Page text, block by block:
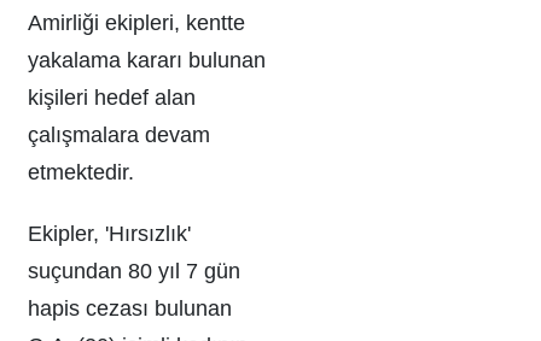
Amirliği ekipleri, kentte
yakalama kararı bulunan
kişileri hedef alan
çalışmalara devam
etmektedir.
Ekipler, 'Hırsızlık'
suçundan 80 yıl 7 gün
hapis cezası bulunan